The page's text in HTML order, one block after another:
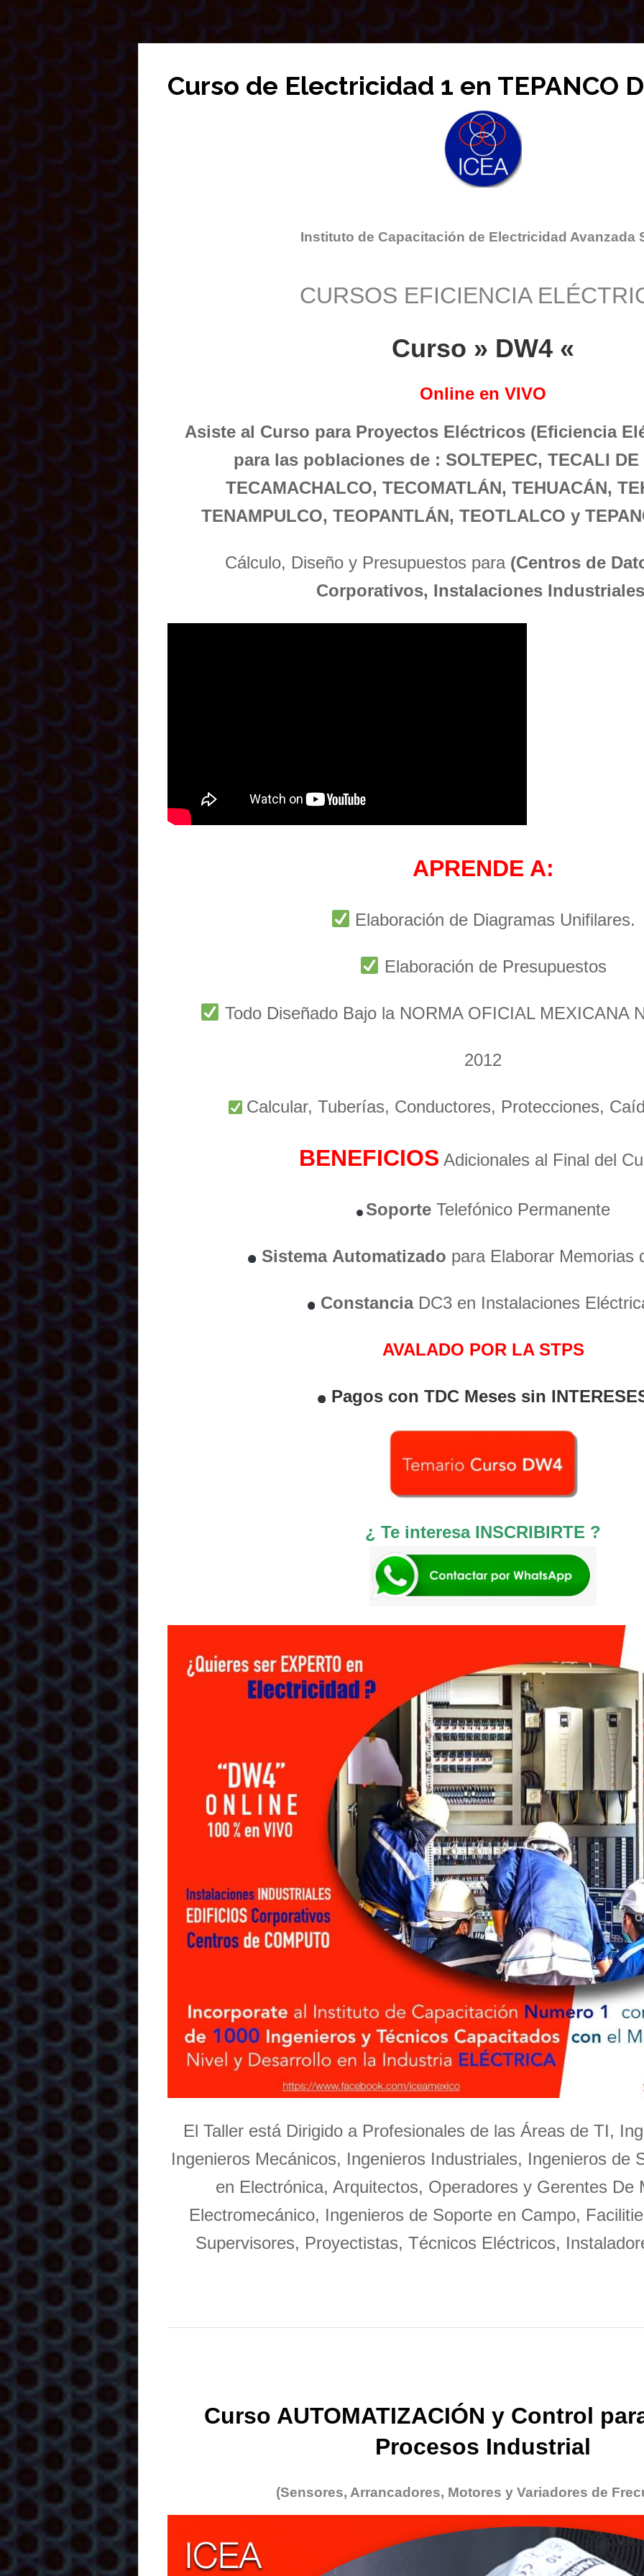
Curso de Electricidad 1 en TEPANCO
Instituto de Capacitación de Electricidad Avanzada
CURSOS EFICIENCIA
Curso » DW4 «
Online en VIVO
Asiste al Curso para Proyectos Eléctricos (Eficiencia
para las poblaciones de : SOLTEPEC, TECALI DE
TECAMACHALCO, TECOMATLÁN, TEHUACÁN,
TENAMPULCO, TEOPANTLÁN, TEOTLALCO y
Cálculo, Diseño y Presupuestos para (Centros de
Corporativos, Instalaciones
APRENDE A:
Elaboración de Diagramas Unifilares.
Elaboración de Presupuestos
Todo Diseñado Bajo la NORMA OFICIAL MEXICANA
2012
Calcular, Tuberías, Conductores, Protecciones,
BENEFICIOS Adicionales al Final del
Soporte Telefónico Permanente
Sistema Automatizado para Elaborar Memorias
ConstanciaDC3 en Instalaciones
AVALADO POR LA STPS
Pagos con TDC Meses sin
¿ Te interesa INSCRIBIRTE ?
El Taller está Dirigido a Profesionales de las Áreas de TI,
Ingenieros Mecánicos, Ingenieros Industriales, Ingenieros de
en Electrónica, Arquitectos, Operadores y Gerentes De
Electromecánico, Ingenieros de Soporte en Campo,
Supervisores, Proyectistas, Técnicos Eléctricos,
Curso AUTOMATIZACIÓN y Control
Procesos Industrial
(Sensores, Arrancadores, Motores y Variadores de